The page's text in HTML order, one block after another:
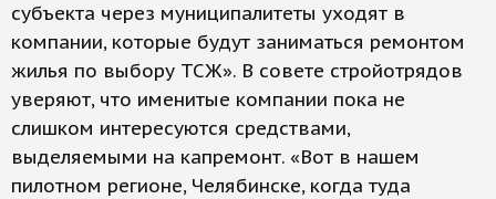
субъекта через муниципалитеты уходят в
компании, которые будут заниматься ремонтом
жилья по выбору ТСЖ». В совете стройотрядов
уверяют, что именитые компании пока не
слишком интересуются средствами,
выделяемыми на капремонт. «Вот в нашем
пилотном регионе, Челябинске, когда туда